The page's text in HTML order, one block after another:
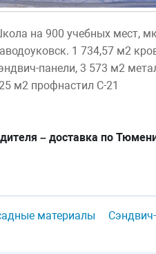
на 900 учебных мест,
1 734,57 м2
панели, 3 573 м2
м2 профнастил С-21
– доставка по
материалы